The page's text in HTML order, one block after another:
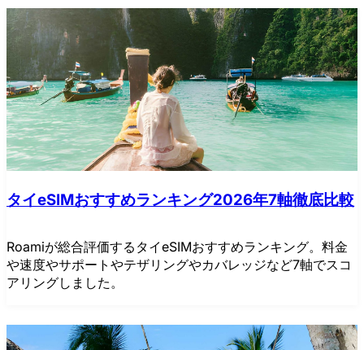
タイeSIMおすすめランキング2026年7軸徹底比較
Roamiが総合評価するタイeSIMおすすめランキング。料金
や速度やサポートやテザリングやカバレッジなど7軸でスコ
アリングしました。